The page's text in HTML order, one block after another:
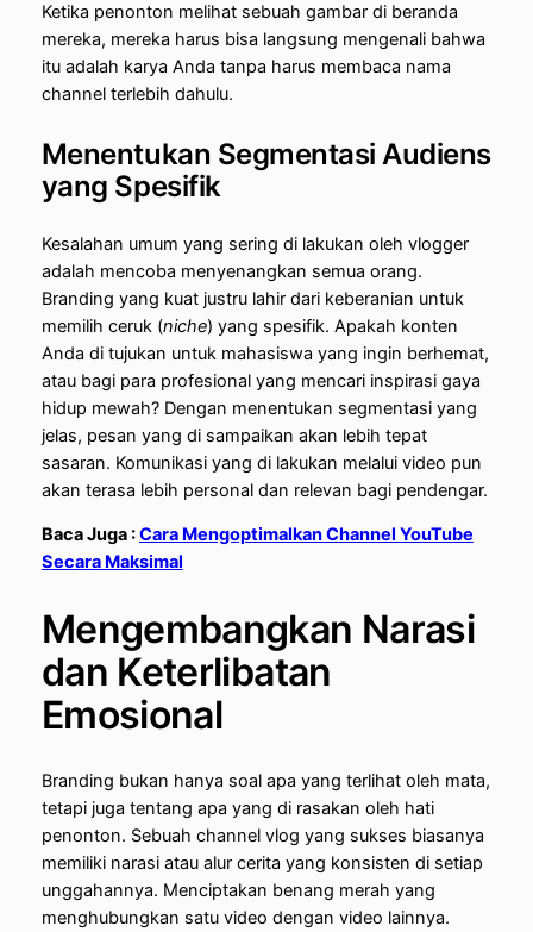
Ketika penonton melihat sebuah gambar di beranda
mereka, mereka harus bisa langsung mengenali bahwa
itu adalah karya Anda tanpa harus membaca nama
channel terlebih dahulu.
Menentukan Segmentasi Audiens
yang Spesifik
Kesalahan umum yang sering di lakukan oleh vlogger
adalah mencoba menyenangkan semua orang.
Branding yang kuat justru lahir dari keberanian untuk
memilih ceruk (niche) yang spesifik. Apakah konten
Anda di tujukan untuk mahasiswa yang ingin berhemat,
atau bagi para profesional yang mencari inspirasi gaya
hidup mewah? Dengan menentukan segmentasi yang
jelas, pesan yang di sampaikan akan lebih tepat
sasaran. Komunikasi yang di lakukan melalui video pun
akan terasa lebih personal dan relevan bagi pendengar.
Baca Juga :Cara Mengoptimalkan Channel YouTube
Secara Maksimal
Mengembangkan Narasi
dan Keterlibatan
Emosional
Branding bukan hanya soal apa yang terlihat oleh mata,
tetapi juga tentang apa yang di rasakan oleh hati
penonton. Sebuah channel vlog yang sukses biasanya
memiliki narasi atau alur cerita yang konsisten di setiap
unggahannya. Menciptakan benang merah yang
menghubungkan satu video dengan video lainnya.